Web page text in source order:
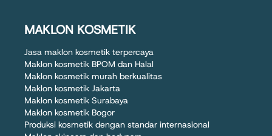
MAKLON KOSMETIK
Jasa maklon kosmetik terpercaya
Maklon kosmetik BPOM dan Halal
Maklon kosmetik murah berkualitas
Maklon kosmetik Jakarta
Maklon kosmetik Surabaya
Maklon kosmetik Bogor
Produksi kosmetik dengan standar internasional